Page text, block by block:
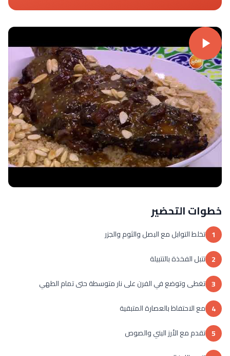
خطوات التحضير
1 تخلط التوابل مع البصل والثوم والجزر
2 تتبل الفخذة بالتتبيلة
3 تغطى وتوضع في الفرن على نار متوسطة حتى تمام الطهي
4 مع الاحتفاظ بالعصارة المتبقية
5 تقدم مع الأرز البني والصوص